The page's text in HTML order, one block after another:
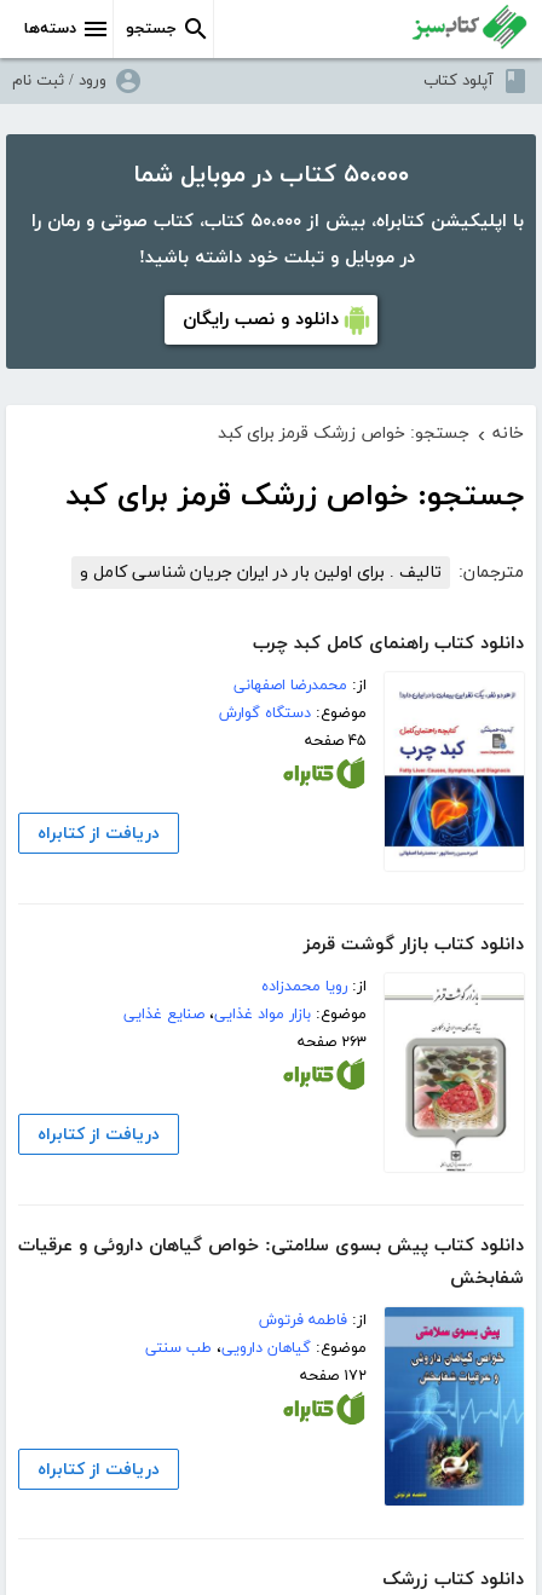
دسته‌ها جستجو
آپلود کتاب ورود / ثبت نام
۵۰،۰۰۰ کتاب در موبایل شما
با اپلیکیشن کتابراه، بیش از ۵۰،۰۰۰ کتاب، کتاب صوتی و رمان را
در موبایل و تبلت خود داشته باشید!
دانلود و نصب رایگان
خانه › جستجو: خواص زرشک قرمز برای کبد
جستجو: خواص زرشک قرمز برای کبد
مترجمان: تالیف . برای اولین بار در ایران جریان شناسی کامل و
دانلود کتاب راهنمای کامل کبد چرب
از: محمدرضا اصفهانی
موضوع:دستگاه گوارش
۴۵ صفحه
دریافت از کتابراه
دانلود کتاب بازار گوشت قرمز
از:رویا محمدزاده
موضوع:بازار مواد غذایی،صنایع غذایی
۲۶۳ صفحه
دریافت از کتابراه
دانلود کتاب پیش بسوی سلامتی: خواص گیاهان داروئی و عرقیات
شفابخش
از:فاطمه فرتوش
موضوع:گیاهان دارویی، طب سنتی
۱۷۲ صفحه
دریافت از کتابراه
دانلود کتاب زرشک